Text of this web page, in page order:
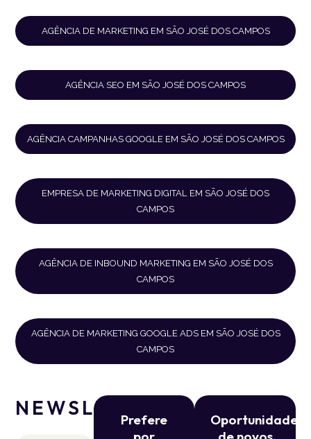
AGÊNCIA DE MARKETING EM SÃO JOSÉ DOS CAMPOS
AGÊNCIA SEO EM SÃO JOSÉ DOS CAMPOS
AGÊNCIA CAMPANHAS GOOGLE EM SÃO JOSÉ DOS CAMPOS
EMPRESA DE MARKETING DIGITAL EM SÃO JOSÉ DOS
CAMPOS
AGÊNCIA DE INBOUND MARKETING EM SÃO JOSÉ DOS
CAMPOS
AGÊNCIA DE MARKETING GOOGLE ADS EM SÃO JOSÉ DOS
CAMPOS
NEWSLETTER
Prefere
Oportunidade